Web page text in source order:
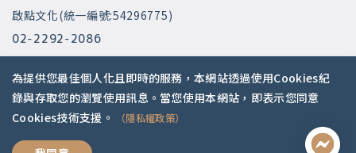
啟點文化(統一編號:54296775)
02-2292-2086
service@koob.com.tw
服務時間
週一至週五 10:00-18:00
國定假日公休
為提供您最佳個人化且即時的服務，本網站透過使用Cookies紀
錄與存取您的瀏覽使用訊息。當您使用本網站，即表示您同意
Cookies技術支援。
（隱私權政策）